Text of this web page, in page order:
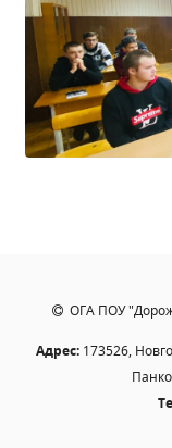
Сбербанк
ОГА ПОУ
Адрес: 173526,